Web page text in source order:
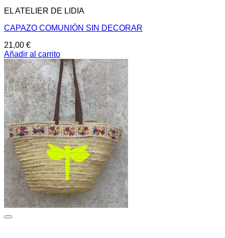
EL ATELIER DE LIDIA
CAPAZO COMUNIÓN SIN DECORAR
21,00 €
Añadir al carrito